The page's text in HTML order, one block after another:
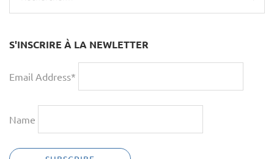
S'INSCRIRE À LA NEWLETTER
Email Address*
Name